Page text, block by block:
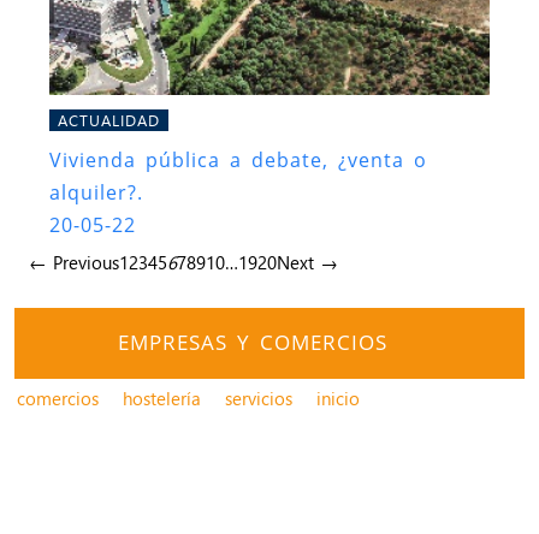
ACTUALIDAD
Vivienda pública a debate, ¿venta o
alquiler?.
20-05-22
← Previous12345678910…1920Next →
EMPRESAS Y COMERCIOS
comercios hostelería servicios inicio